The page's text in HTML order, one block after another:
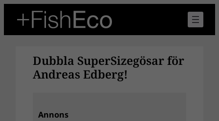
innehåll
Dubbla SuperSizegösar för
Andreas Edberg!
Annons